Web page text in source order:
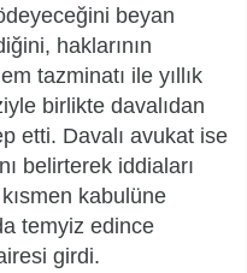
beyan
haklarının
tazminatı ile yıllık
birlikte davalıdan
etti. Davalı avukat ise
belirterek iddiaları
kabulüne
temyiz edince
girdi.